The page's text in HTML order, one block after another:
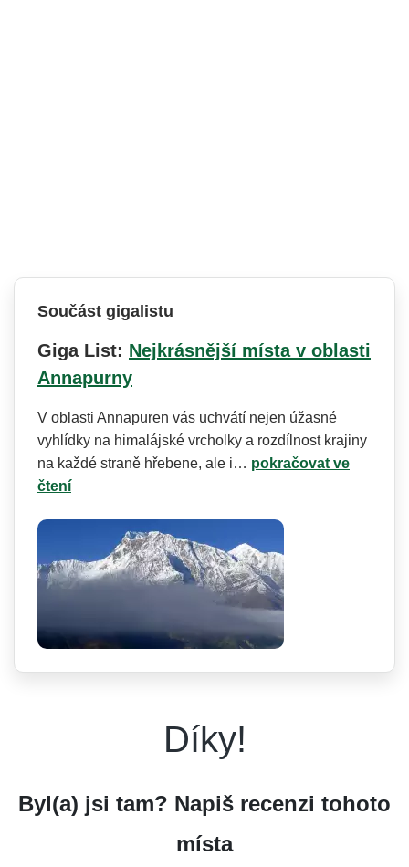
Součást gigalistu
Giga List: Nejkrásnější místa v oblasti
Annapurny
V oblasti Annapuren vás uchvátí nejen úžasné
vyhlídky na himalájské vrcholky a rozdílnost krajiny
na každé straně hřebene, ale i… pokračovat ve
čtení
Díky!
Byl(a) jsi tam? Napiš recenzi tohoto
místa